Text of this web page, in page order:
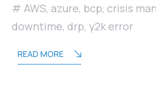
AWS, azure, bcp, crisis
downtime, drp, y2k error
READ MORE